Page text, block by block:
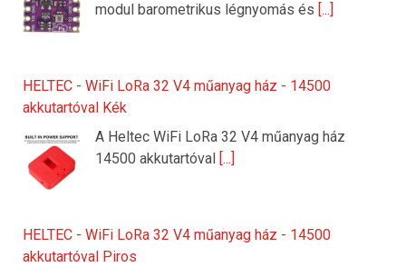
modul barometrikus légnyomás és [...]
HELTEC - WiFi LoRa 32 V4 műanyag ház - 14500
akkutartóval Kék
A Heltec WiFi LoRa 32 V4 műanyag ház
14500 akkutartóval [...]
HELTEC - WiFi LoRa 32 V4 műanyag ház - 14500
akkutartóval Piros